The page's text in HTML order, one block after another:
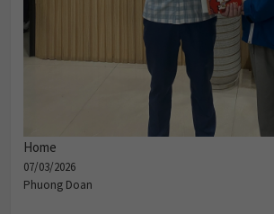
Home
07/03/2026
Phuong Doan